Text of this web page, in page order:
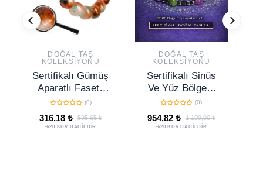
DOĞAL TAŞ
KOLEKSIYONU
Sertifikalı Gümüş
Aparatlı Fasetli
Doğal Renkli
Kuvars Taşı
Bileklik
(0)
316,18 ₺ 595,65 ₺
%20 KDV DAHİLDİR
DOĞAL TAŞ
KOLEKSIYONU
Sertifikalı Sinüs
Ve Yüz Bölgesi
Denge Enerji
Bilekliği – Yeşim
Yakut Ve
(0)
954,82 ₺ 1.199,00 ₺
%20 KDV DAHİLDİR